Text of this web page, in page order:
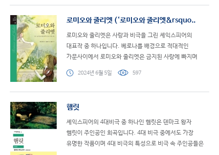
로미오와 줄리엣 (‘로미오와 줄리엣&rsquo..
로미오와 줄리엣은 사랑과 비극을 그린 셰익스피어의
대표작 중 하나입니다. 베로나를 배경으로 적대적인
가문사이에서 로미오와 줄리엣은 금지된 사랑에 빠지며
둘러싼 갈등..
2024년 6월 5일 597
햄릿
셰익스피어의 4대비극 중 하나인 햄릿은 덴마크 왕자
햄릿이 주인공인 희곡입니다. 4대 비극 중에서도 가장
유명한 작품이며 4대 비극의 특성으로 비극 속 주인공들은